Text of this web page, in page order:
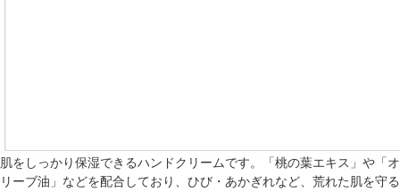
肌をしっかり保湿できるハンドクリームです。「桃の葉エキス」や「オ
リーブ油」などを配合しており、ひび・あかぎれなど、荒れた肌を守る